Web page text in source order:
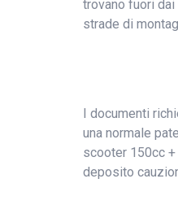
trovano fuori
strade di
I documenti
una normale
scooter 150cc
deposito